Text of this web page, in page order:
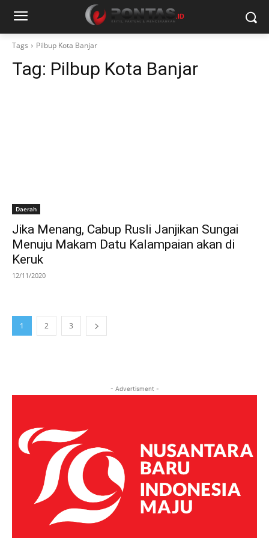
Tags Pilbup Kota Banjar
Tag: Pilbup Kota Banjar
Daerah
Jika Menang, Cabup Rusli Janjikan Sungai
Menuju Makam Datu Kalampaian akan di
Keruk
12/11/2020
1 2 3
- Advertisment -